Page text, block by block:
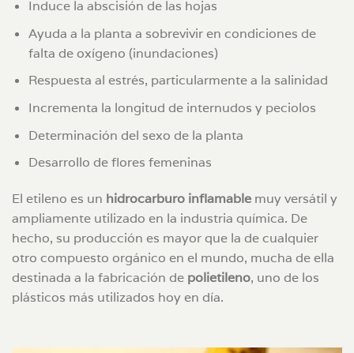
Induce la abscisión de las hojas
Ayuda a la planta a sobrevivir en condiciones de
falta de oxígeno (inundaciones)
Respuesta al estrés, particularmente a la salinidad
Incrementa la longitud de internudos y peciolos
Determinación del sexo de la planta
Desarrollo de flores femeninas
El etileno es un hidrocarburo inflamable muy versátil y
ampliamente utilizado en la industria química. De
hecho, su producción es mayor que la de cualquier
otro compuesto orgánico en el mundo, mucha de ella
destinada a la fabricación de polietileno, uno de los
plásticos más utilizados hoy en día.